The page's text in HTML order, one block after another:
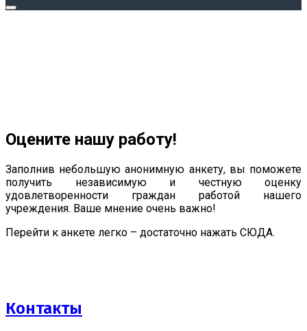
Оцените нашу работу!
Заполнив небольшую анонимную анкету, вы поможете
получить независимую и честную оценку
удовлетворенности граждан работой нашего
учреждения. Ваше мнение очень важно!
Перейти к анкете легко – достаточно нажать СЮДА.
Контакты